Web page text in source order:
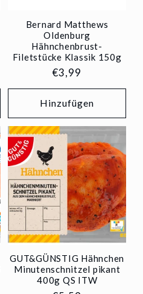
Bernard Matthews
Oldenburg
Hähnchenbrust-
Filetstücke Klassik 150g
Normaler
Preis
€3,99
Hinzufügen
GUT&GÜNSTIG Hähnchen
Minutenschnitzel pikant
400g QS ITW